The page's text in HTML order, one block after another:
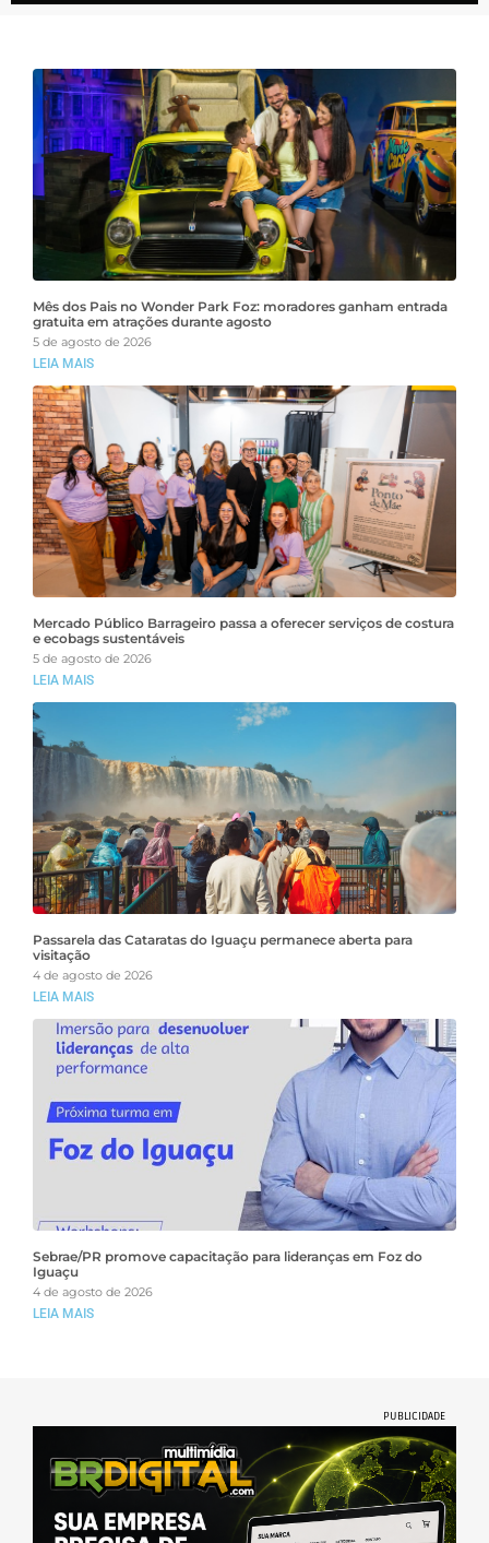
Mês dos Pais no Wonder Park Foz: moradores ganham entrada
gratuita em atrações durante agosto
5 de agosto de 2026
LEIA MAIS
Mercado Público Barrageiro passa a oferecer serviços de costura
e ecobags sustentáveis
5 de agosto de 2026
LEIA MAIS
Passarela das Cataratas do Iguaçu permanece aberta para
visitação
4 de agosto de 2026
LEIA MAIS
Sebrae/PR promove capacitação para lideranças em Foz do
Iguaçu
4 de agosto de 2026
LEIA MAIS
PUBLICIDADE